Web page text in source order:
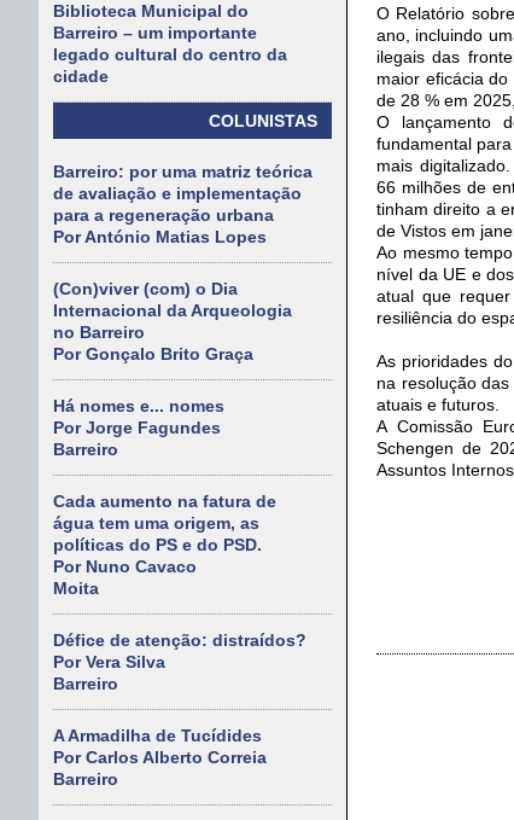
Biblioteca Municipal do
Barreiro – um importante
legado cultural do centro da
cidade
COLUNISTAS
Barreiro: por uma matriz teórica
de avaliação e implementação
para a regeneração urbana
Por António Matias Lopes
(Con)viver (com) o Dia
Internacional da Arqueologia
no Barreiro
Por Gonçalo Brito Graça
Há nomes e... nomes
Por Jorge Fagundes
Barreiro
Cada aumento na fatura de
água tem uma origem, as
políticas do PS e do PSD.
Por Nuno Cavaco
Moita
Défice de atenção: distraídos?
Por Vera Silva
Barreiro
A Armadilha de Tucídides
Por Carlos Alberto Correia
Barreiro
O Relatório
ano, incluindo
ilegais das
maior eficácia
de 28 % em
O lançamento
fundamental
mais
66 milhões de
tinham direito a
de Vistos em
Ao mesmo
nível da UE e
atual que
resiliência do
As prioridades
na resolução
atuais e futuros.
A Comissão
Schengen de
Assuntos